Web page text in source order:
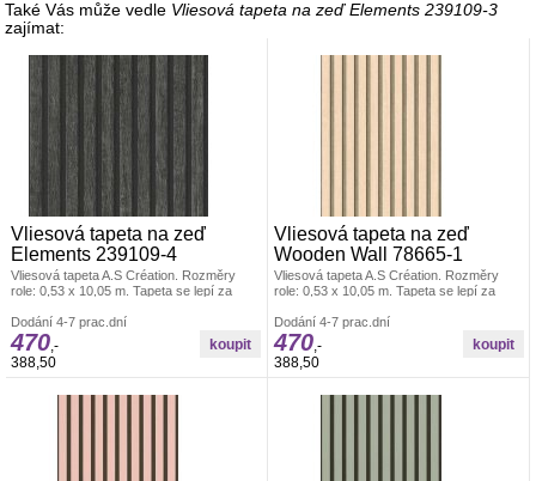
Také Vás může vedle Vliesová tapeta na zeď Elements 239109-3
zajímat:
Vliesová tapeta na zeď
Elements 239109-4
Vliesová tapeta A.S Création. Rozměry
role: 0,53 x 10,05 m. Tapeta se lepí za
Vliesové tapety na zeď se vyznačují
dobrou prodyšností, mechanickou
odolností a schopností zakrytí jemných
prasklin. Vzorky zdarma.
Dodání 4-7 prac.dní
470 ,-
388,50
Vliesová tapeta na zeď
Wooden Wall 78665-1
Vliesová tapeta A.S Création. Rozměry
role: 0,53 x 10,05 m. Tapeta se lepí za
Vliesové tapety na zeď se vyznačují
dobrou prodyšností, mechanickou
odolností a schopností zakrytí jemných
prasklin. Vzorky zdarma.
Dodání 4-7 prac.dní
470,-
388,50